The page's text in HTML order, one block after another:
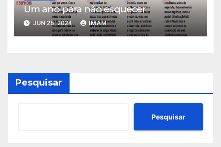
Um ano para não esquecer
JUN 28, 2024 IMAM
Pesquisar
Pesquisar